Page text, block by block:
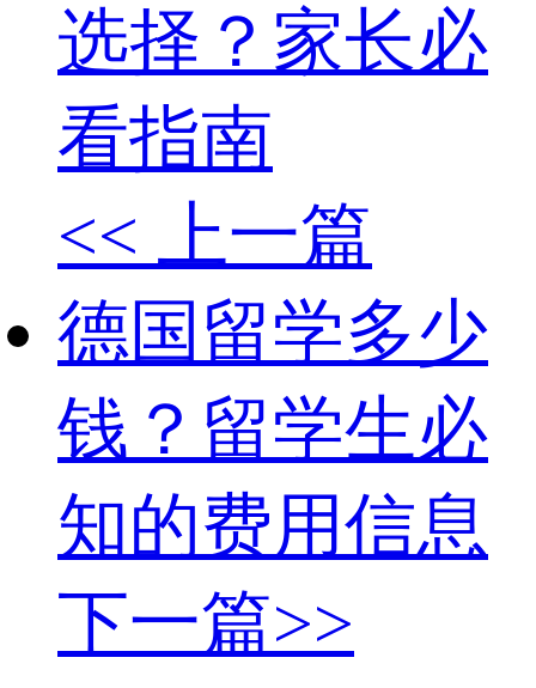
选择？家长必
看指南
<< 上一篇
德国留学多少
钱？留学生必
知的费用信息
下一篇>>